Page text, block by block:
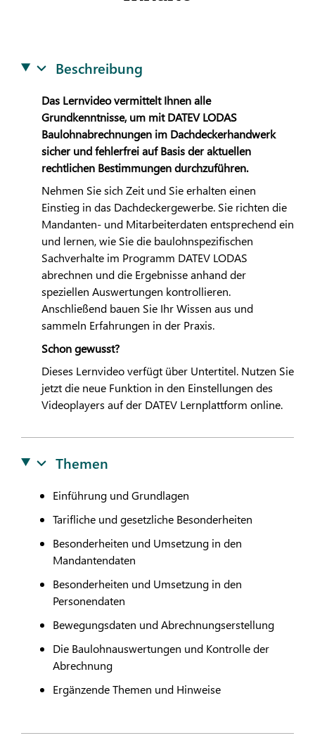
Beschreibung
Das Lernvideo vermittelt Ihnen alle
Grundkenntnisse, um mitDATEV LODAS
Baulohnabrechnungen im Dachdeckerhandwerk
sicher und fehlerfrei auf Basis der aktuellen
rechtlichen Bestimmungen durchzuführen.
Nehmen Sie sich Zeit und Sie erhalten einen
Einstieg in das Dachdeckergewerbe. Sie richten die
Mandanten- und Mitarbeiterdaten entsprechend ein
und lernen, wie Sie die baulohnspezifischen
Sachverhalte im Programm DATEV LODAS
abrechnen und die Ergebnisse anhand der
speziellen Auswertungen kontrollieren.
Anschließend bauen Sie Ihr Wissen aus und
sammeln Erfahrungen in der Praxis.
Schon gewusst?
Dieses Lernvideo verfügt über Untertitel. Nutzen Sie
jetzt die neue Funktion in den Einstellungen des
Videoplayers auf der DATEVLernplattform online.
Themen
Einführung und Grundlagen
Tarifliche und gesetzliche Besonderheiten
Besonderheiten und Umsetzung in den
Mandantendaten
Besonderheiten und Umsetzung in den
Personendaten
Bewegungsdaten und Abrechnungserstellung
Die Baulohnauswertungen und Kontrolle der
Abrechnung
Ergänzende Themen und Hinweise